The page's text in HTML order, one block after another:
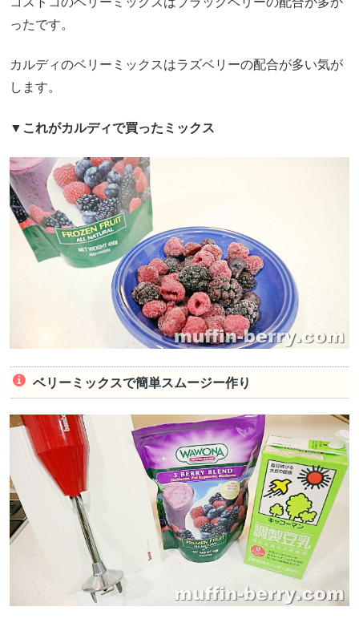
ったです。
カルディのベリーミックスはラズベリーの配合が多い気が
します。
▼これがカルディで買ったミックス
ベリーミックスで簡単スムージー作り